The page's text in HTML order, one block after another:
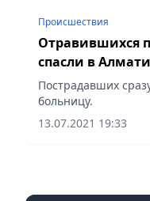
Происшествия
Отравившихся
спасли в
Пострадавших
больницу.
13.07.2021 19:33